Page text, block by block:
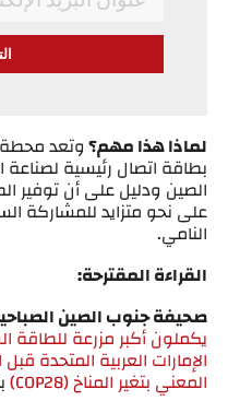
*
لماذا هذا مهم؟وتعد
بطاقة اتصال رئيسية
الصين ودليل على أن توفير
على نحو متزايد للمشاركة
النامي.
القراءة المقترحة:
صحيفة جنوب الصين
يكملون أكبر مزرعة
الإمارات العربية المتحدة
المعني بتغير المناخ (COP28)